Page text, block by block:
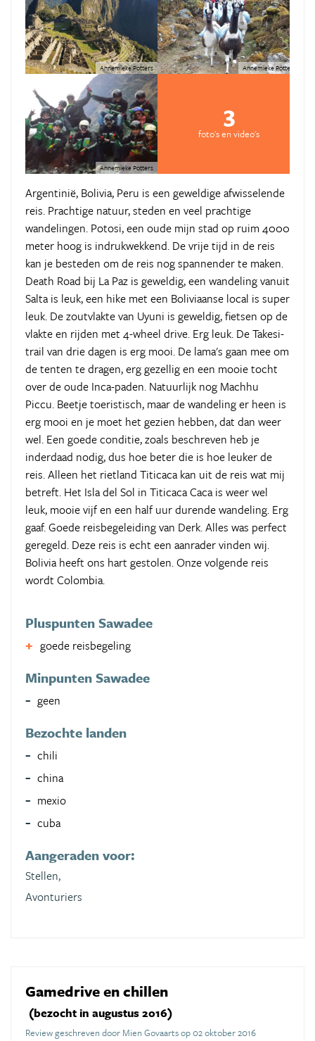
Annemieke Potters Annemieke Potters
Annemieke Potters
3
foto's en video's
Argentinië, Bolivia, Peru is een geweldige afwisselende
reis. Prachtige natuur, steden en veel prachtige
wandelingen. Potosi, een oude mijn stad op ruim 4000
meter hoog is indrukwekkend. De vrije tijd in de reis
kan je besteden om de reis nog spannender te maken.
Death Road bij La Paz is geweldig, een wandeling vanuit
Salta is leuk, een hike met een Boliviaanse local is super
leuk. De zoutvlakte van Uyuni is geweldig, fietsen op de
vlakte en rijden met 4-wheel drive. Erg leuk. De Takesi-
trail van drie dagen is erg mooi. De lama's gaan mee om
de tenten te dragen, erg gezellig en een mooie tocht
over de oude Inca-paden. Natuurlijk nog Machhu
Piccu. Beetje toeristisch, maar de wandeling er heen is
erg mooi en je moet het gezien hebben, dat dan weer
wel. Een goede conditie, zoals beschreven heb je
inderdaad nodig, dus hoe beter die is hoe leuker de
reis. Alleen het rietland Titicaca kan uit de reis wat mij
betreft. Het Isla del Sol in Titicaca Caca is weer wel
leuk, mooie vijf en een half uur durende wandeling. Erg
gaaf. Goede reisbegeleiding van Derk. Alles was perfect
geregeld. Deze reis is echt een aanrader vinden wij.
Bolivia heeft ons hart gestolen. Onze volgende reis
wordt Colombia.
Pluspunten Sawadee
goede reisbegeling
Minpunten Sawadee
geen
Bezochte landen
chili
china
mexio
cuba
Aangeraden voor:
Stellen,
Avonturiers
Gamedrive en chillen
(bezocht in augustus 2016)
Review geschreven door Mien Govaarts op 02 oktober 2016